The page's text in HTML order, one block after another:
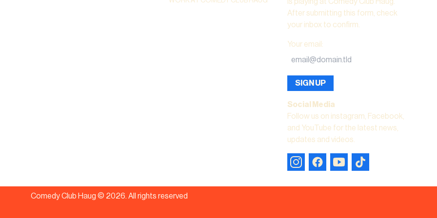
After submitting this form, check
your inbox to confirm.
Your email :
SIGN UP
Social Media
Follow us on instagram, Facebook,
and YouTube for the latest news,
updates and videos.
Comedy Club Haug © 2026. All rights reserved